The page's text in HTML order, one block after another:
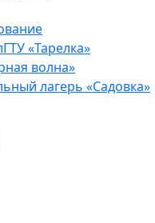
«Тарелка»
волна»
лагерь «Садовка»